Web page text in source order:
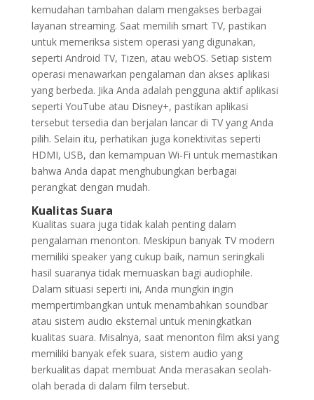
kemudahan tambahan dalam mengakses berbagai
layanan streaming. Saat memilih smart TV, pastikan
untuk memeriksa sistem operasi yang digunakan,
seperti Android TV, Tizen, atau webOS. Setiap sistem
operasi menawarkan pengalaman dan akses aplikasi
yang berbeda. Jika Anda adalah pengguna aktif aplikasi
seperti YouTube atau Disney+, pastikan aplikasi
tersebut tersedia dan berjalan lancar di TV yang Anda
pilih. Selain itu, perhatikan juga konektivitas seperti
HDMI, USB, dan kemampuan Wi-Fi untuk memastikan
bahwa Anda dapat menghubungkan berbagai
perangkat dengan mudah.
Kualitas Suara
Kualitas suara juga tidak kalah penting dalam
pengalaman menonton. Meskipun banyak TV modern
memiliki speaker yang cukup baik, namun seringkali
hasil suaranya tidak memuaskan bagi audiophile.
Dalam situasi seperti ini, Anda mungkin ingin
mempertimbangkan untuk menambahkan soundbar
atau sistem audio eksternal untuk meningkatkan
kualitas suara. Misalnya, saat menonton film aksi yang
memiliki banyak efek suara, sistem audio yang
berkualitas dapat membuat Anda merasakan seolah-
olah berada di dalam film tersebut.